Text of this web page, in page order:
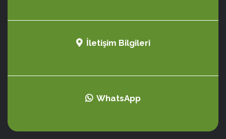
İletişim Bilgileri
WhatsApp